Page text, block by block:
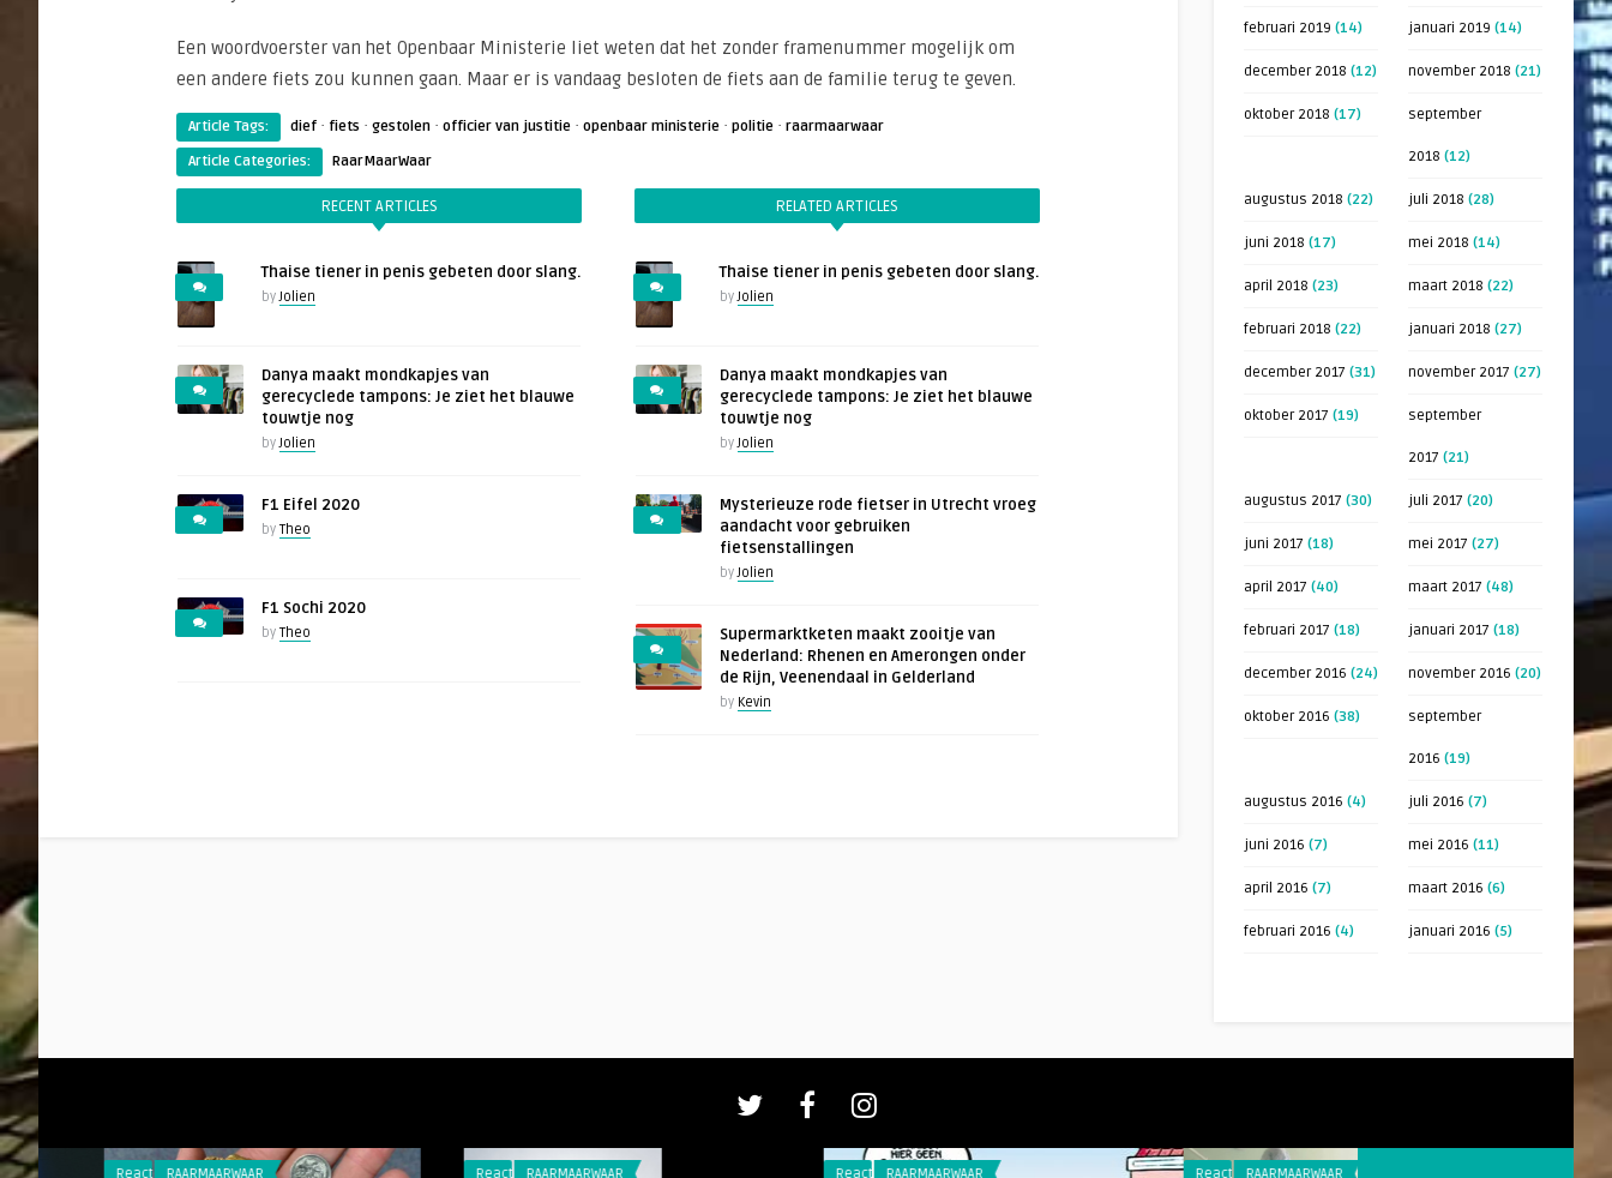
Een woordvoerster van het Openbaar Ministerie liet weten dat het zonder framenummer mogelijk om
een andere fiets zou kunnen gaan. Maar er is vandaag besloten de fiets aan de familie terug te geven.
Article Tags: dief · fiets · gestolen · officier van justitie · openbaar ministerie · politie · raarmaarwaar
Article Categories:
RaarMaarWaar
RECENT ARTICLES
Thaise tiener in penis gebeten door slang.
byJolien
Danya maakt mondkapjes van
gerecyclede tampons: Je ziet het blauwe
touwtje nog
byJolien
F1 Eifel 2020
by Theo
F1 Sochi 2020
by Theo
RELATED ARTICLES
Thaise tiener in penis gebeten door slang.
byJolien
Danya maakt mondkapjes van
gerecyclede tampons: Je ziet het blauwe
touwtje nog
byJolien
Mysterieuze rode fietser in Utrecht vroeg
aandacht voor gebruiken
fietsenstallingen
byJolien
Supermarktketen maakt zooitje van
Nederland: Rhenen en Amerongen onder
de Rijn, Veenendaal in Gelderland
by Kevin
februari 2019 (14) januari 2019 (14)
december 2018 (12) november 2018 (21)
oktober 2018 (17) september
2018 (12)
augustus 2018 (22) juli 2018 (28)
juni 2018 (17) mei 2018 (14)
april 2018 (23) maart 2018 (22)
februari 2018 (22) januari 2018 (27)
december 2017 (31) november 2017 (27)
oktober 2017 (19) september
2017 (21)
augustus 2017 (30) juli 2017 (20)
juni 2017 (18) mei 2017 (27)
april 2017 (40) maart 2017 (48)
februari 2017 (18) januari 2017 (18)
december 2016 (24) november 2016 (20)
oktober 2016 (38) september
2016 (19)
augustus 2016 (4) juli 2016 (7)
juni 2016 (7) mei 2016 (11)
april 2016 (7) maart 2016 (6)
februari 2016 (4) januari 2016 (5)
RAARMAARWAAR RAARMAARWAAR RAARMAARWAAR ReactiesRAARMAARWAAR